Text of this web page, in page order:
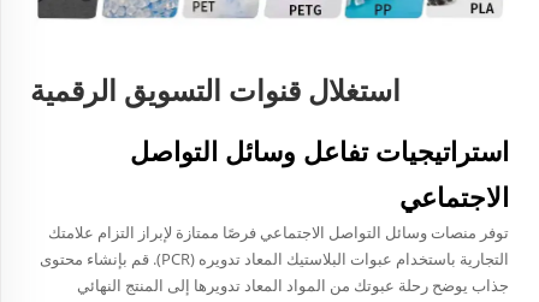
استغلال قنوات التسويق الرقمية
استراتيجيات تفاعل وسائل التواصل
الاجتماعي
توفر منصات وسائل التواصل الاجتماعي فرصًا ممتازة لإبراز التزام علامتك
التجارية باستخدام عبوات البلاستيك المعاد تدويره (PCR). قم بإنشاء محتوى
جذاب يوضح رحلة عبوتك من المواد المعاد تدويرها إلى المنتج النهائي